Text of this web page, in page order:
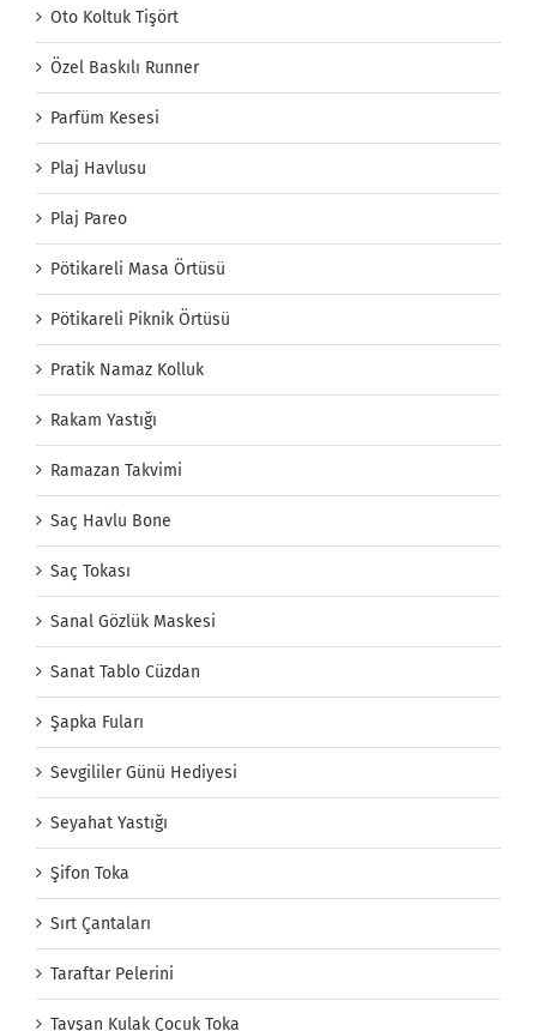
Oto Koltuk Tişört
Özel Baskılı Runner
Parfüm Kesesi
Plaj Havlusu
Plaj Pareo
Pötikareli Masa Örtüsü
Pötikareli Piknik Örtüsü
Pratik Namaz Kolluk
Rakam Yastığı
Ramazan Takvimi
Saç Havlu Bone
Saç Tokası
Sanal Gözlük Maskesi
Sanat Tablo Cüzdan
Şapka Fuları
Sevgililer Günü Hediyesi
Seyahat Yastığı
Şifon Toka
Sırt Çantaları
Taraftar Pelerini
Tavşan Kulak Çocuk Toka